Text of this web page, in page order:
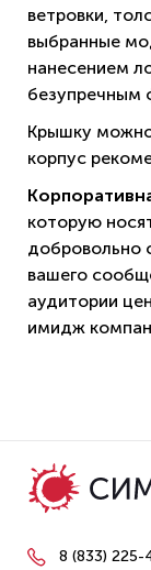
ветровки,
выбранные
нанесением
безупречным
Крышку
корпус
которую
добровольно
вашего
аудитории
имидж
8 (833) 225-